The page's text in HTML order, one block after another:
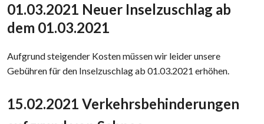
01.03.2021 Neuer Inselzuschlag ab
dem 01.03.2021
Aufgrund steigender Kosten müssen wir leider unsere
Gebühren für den Inselzuschlag ab 01.03.2021 erhöhen.
15.02.2021 Verkehrsbehinderungen